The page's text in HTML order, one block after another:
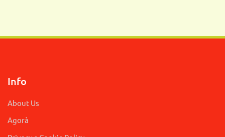
Info
About Us
Agorà